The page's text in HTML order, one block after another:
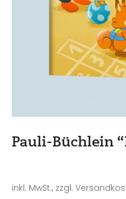
Pauli-Büchlein
inkl. MwSt., zzgl.